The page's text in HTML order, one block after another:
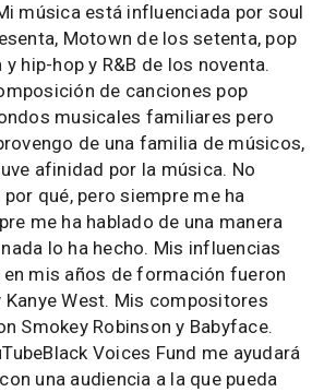
música está influenciada por soul
Motown de los setenta, pop
hip-hop y R&B de los noventa.
de canciones pop
musicales familiares pero
de una familia de músicos,
afinidad por la música. No
qué, pero siempre me ha
me ha hablado de una manera
lo ha hecho. Mis influencias
mis años de formación fueron
Kanye West. Mis compositores
Smokey Robinson y Babyface.
Voices Fund me ayudará
una audiencia a la que pueda